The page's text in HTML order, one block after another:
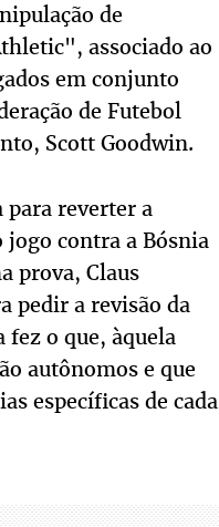
de
associado ao
em conjunto
de Futebol
Scott Goodwin.
para reverter a
jogo contra a Bósnia
prova, Claus
pedir a revisão da
o que, àquela
autônomos e que
específicas de cada